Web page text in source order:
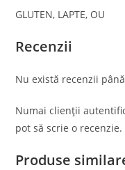
GLUTEN, LAPTE, OU
Recenzii
Nu există recenzii
Numai clienții
pot să scrie o recenzie.
Produse